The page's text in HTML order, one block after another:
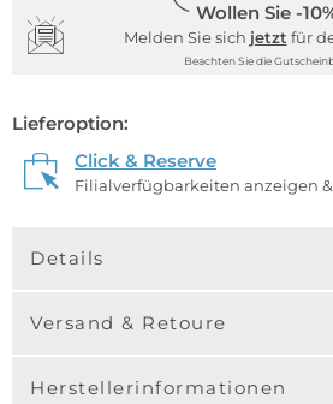
Wollen Sie -
Melden Sie sich jetzt für
Beachten Sie die
Lieferoption:
Click & Reserve
Filialverfügbarkeiten anzeigen
Details
Versand & Retoure
Herstellerinformationen